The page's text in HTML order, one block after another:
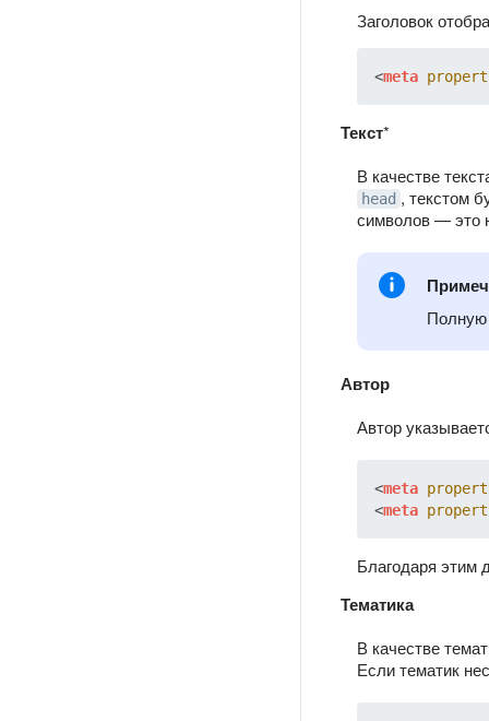
Заголовок
<meta
Текст*
В качестве
head , текстом
символов — это
Полную
Автор
Автор
<meta
<meta
Благодаря этим
Тематика
В качестве
Если тематик